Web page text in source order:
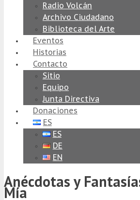
Radio Volcán
Archivo Ciudadano
Biblioteca del Arte
Eventos
Historias
Contacto
Sitio
Equipo
Junta Directiva
Donaciones
ES
ES
DE
EN
Anécdotas y
Mía